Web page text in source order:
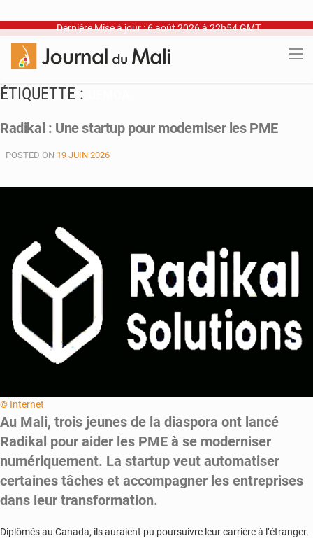
Dernière Mise à jour : 6 août 2026 à 22h54 GMT
ÉTIQUETTE :
Radikal : Une startup pour moderniser les PME
POSTED ON 19 JUIN 2026
© Internet
Au Mali, trois jeunes de la diaspora ont lancé
Radikal pour aider les PME à se moderniser
numériquement. La startup veut automatiser
certaines tâches et accompagner les entreprises
dans leur transformation.
Diplômés au Canada, ils auraient pu poursuivre leur carrière à l’étranger.